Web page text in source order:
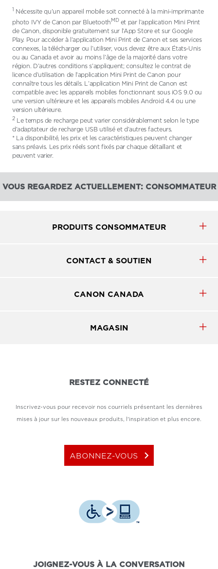
Nécessite qu’un appareil mobile soit connecté à la mini-imprimante
photo IVY de Canon par BluetoothMDet par l’application Mini Print
de Canon, disponible gratuitement sur l’App Store et sur Google
Play. Pour accéder à l’application Mini Print de Canon et ses services
connexes, la télécharger ou l’utiliser, vous devez être aux États-Unis
ou au Canada et avoir au moins l’âge de la majorité dans votre
région. D’autres conditions s’appliquent; consultez le contrat de
licence d’utilisation de l’application Mini Print de Canon pour
connaître tous les détails. L’application Mini Print de Canon est
compatible avec les appareils mobiles fonctionnant sous iOS 9.0 ou
une version ultérieure et les appareils mobiles Android 4.4 ou une
version ultérieure.
2Le temps de recharge peut varier considérablement selon le type
d’adaptateur de recharge USB utilisé et d’autres facteurs.
* La disponibilité, les prix et les caractéristiques peuvent changer
sans préavis. Les prix réels sont fixés par chaque détaillant et
peuvent varier.
VOUS REGARDEZ ACTUELLEMENT: CONSOMMATEUR
PRODUITS CONSOMMATEUR
CONTACT & SOUTIEN
CANON CANADA
MAGASIN
RESTEZ CONNECTÉ
Inscrivez-vous pour recevoir nos courriels présentant les dernières
mises à jour sur les nouveaux produits, l'inspiration et plus encore.
ABONNEZ-VOUS keyboard_arrow_right
JOIGNEZ-VOUS À LA CONVERSATION